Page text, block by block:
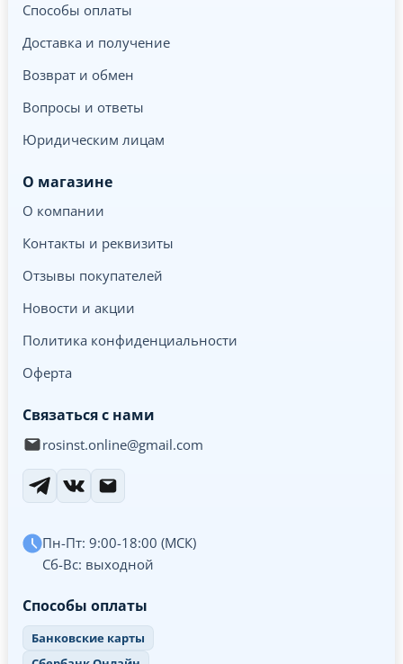
Способы оплаты
Доставка и получение
Возврат и обмен
Вопросы и ответы
Юридическим лицам
О магазине
О компании
Контакты и реквизиты
Отзывы покупателей
Новости и акции
Политика конфиденциальности
Оферта
Связаться с нами
rosinst.online@gmail.com
Пн-Пт: 9:00-18:00 (МСК)
Сб-Вс: выходной
Способы оплаты
Банковские карты